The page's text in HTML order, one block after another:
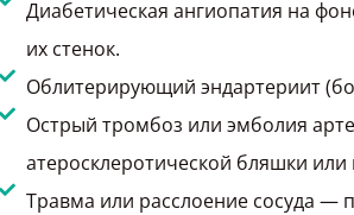
Диабетическая ангиопатия на
их стенок.
Облитерирующий эндартериит
Острый тромбоз или эмболия
атеросклеротической бляшки
Травма или расслоение сосуда —